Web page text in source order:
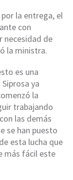
la entrega, el
con
necesidad de
la ministra.
es una
ya
la
trabajando
las demás
se han puesto
esta lucha que
más fácil este